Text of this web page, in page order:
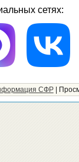
сетях:
СФР|